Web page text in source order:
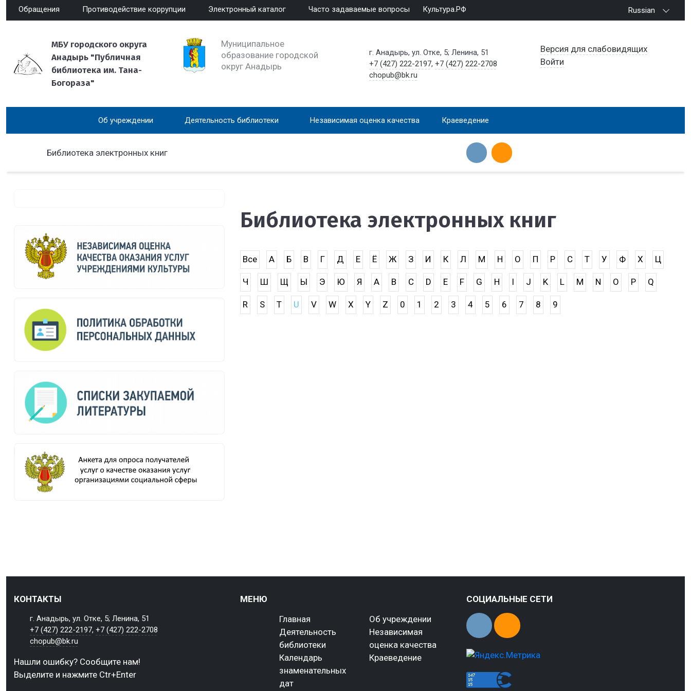
Обращения Противодействие коррупции Электронный каталог Часто задаваемые вопросы Культура.РФ Russian
МБУ городского округа
Анадырь "Публичная
библиотека им. Тана-
Богораза"
Муниципальное
образование городской
округ Анадырь
г. Анадырь, ул. Отке, 5; Ленина, 51
+7 (427) 222-2197,+7 (427) 222-2708
chopub@bk.ru
Версия для слабовидящих
Войти
Об учреждении Деятельность библиотеки Независимая оценка качества Краеведение
Библиотека электронных книг
Библиотека электронных книг
Все А Б В Г Д Е Ё Ж З И К Л М Н О П Р С Т У Ф Х Ц
Ч Ш Щ Ы Э Ю Я A B C D E F G H I J K L M N O P Q
R S T U V W X Y Z 0 1 2 3 4 5 6 7 8 9
КОНТАКТЫ
г. Анадырь, ул. Отке, 5; Ленина, 51
+7 (427) 222-2197,+7 (427) 222-2708
chopub@bk.ru
Нашли ошибку? Сообщите нам!
Выделите и нажмите Ctr+Enter
МЕНЮ
Главная
Об учреждении
Деятельность
библиотеки
Независимая
оценка качества
Календарь
знаменательных
дат
Краеведение
СОЦИАЛЬНЫЕ СЕТИ